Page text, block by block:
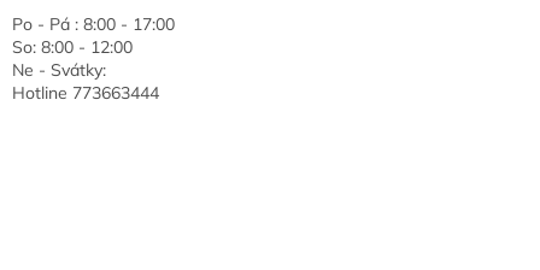
Po - Pá : 8:00 - 17:00
So: 8:00 - 12:00
Ne - Svátky:
Hotline 773663444